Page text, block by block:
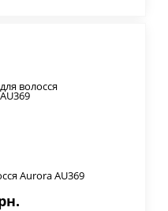
Aurora AU369